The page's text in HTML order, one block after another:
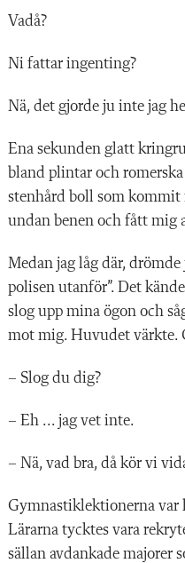
Vadå?
Ni fattar ingenting?
Nä, det gjorde ju inte jag
Ena sekunden glatt
bland plintar och
stenhård boll som kommit
undan benen och fått mig
Medan jag låg där, drömde
polisen utanför”. Det
slog upp mina ögon och
mot mig. Huvudet värkte.
– Slog du dig?
– Eh ... jag vet inte.
– Nä, vad bra, då kör vi
Gymnastiklektionerna var
Lärarna tycktes vara
sällan avdankade majorer